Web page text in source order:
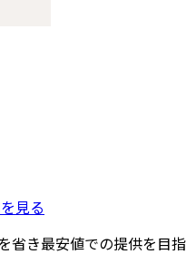
見る
省き最安値での提供を目指